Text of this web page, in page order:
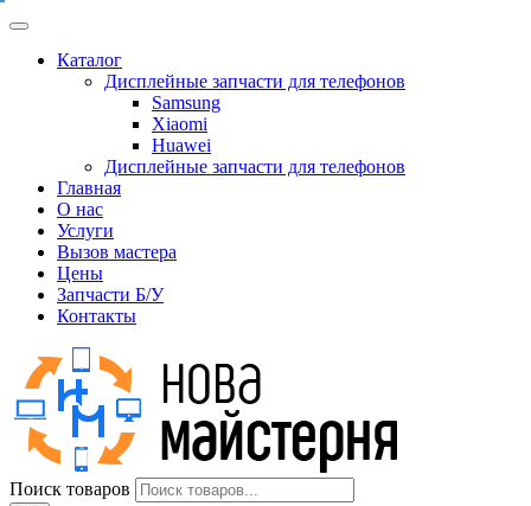
Каталог
Дисплейные запчасти для телефонов
Samsung
Xiaomi
Huawei
Дисплейные запчасти для телефонов
Главная
О нас
Услуги
Вызов мастера
Цены
Запчасти Б/У
Контакты
Поиск товаров